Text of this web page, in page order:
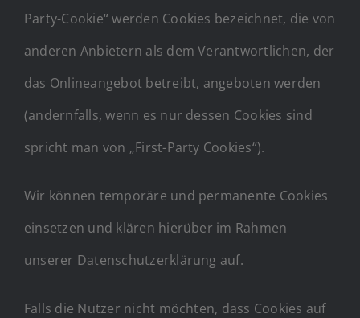
Party-Cookie“ werden Cookies bezeichnet, die von
anderen Anbietern als dem Verantwortlichen, der
das Onlineangebot betreibt, angeboten werden
(andernfalls, wenn es nur dessen Cookies sind
spricht man von „First-Party Cookies“).
Wir können temporäre und permanente Cookies
einsetzen und klären hierüber im Rahmen
unserer Datenschutzerklärung auf.
Falls die Nutzer nicht möchten, dass Cookies auf